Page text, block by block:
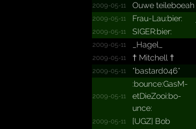
2009-05-11 Ouwe teileboeah
2009-05-11 Frau-Lau:bier:
2009-05-11 SIGER:bier:
2009-05-11 _Hagel_
2009-05-11 † Mitchell †
2009-05-11 *bastard046*
2009-05-11
:bounc­e:GasM­
etDieZ­ooi:bo­
unce:
2009-05-11 [UGZ] Bob